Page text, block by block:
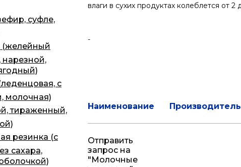
суфле,
с
молочная)
тираженный,
резинка (с
сахара,
влаги в сухих продуктах колеблется от 2
-
Наименование Производитель
Отправить
запрос на
"Молочные